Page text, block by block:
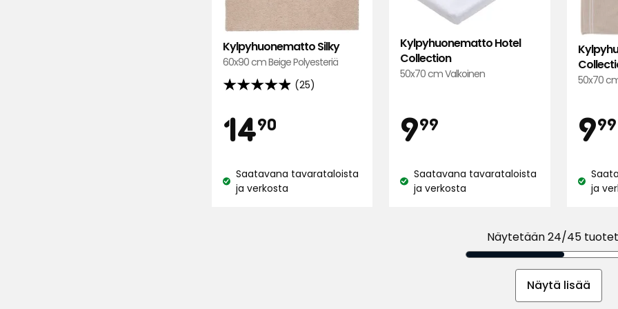
Kylpyhuonematto Silky
60x90 cm Beige Polyesteriä
(25)
4.9
5:stä,
25
perusteella
Hinta
1490
€
Katso
Saatavana tavarataloista
ja verkosta
Kylpyhuonematto Hotel
Collection
50x70 cm Valkoinen
Hinta
999
€
Katso
Saatavana tavarataloista
ja verkosta
50x70
999
Katso
ja
Näytetään 24/45
Näytä lisää